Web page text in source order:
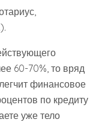
60-70%, то вряд
финансовое
по кредиту
уже тело